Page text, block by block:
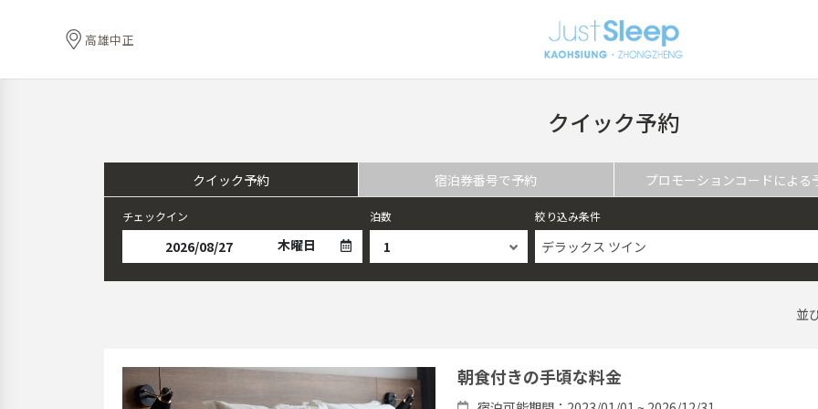
高雄中正
クイック予約
クイック予約 宿泊券番号で予約 プロモーションコードによる
チェックイン
木曜日
泊数 絞り込み条件
デラックス ツイン
並
朝食付きの手頃な料金